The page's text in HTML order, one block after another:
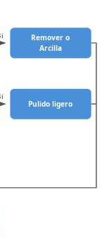
Remover o
Arcilla
Pulido ligero